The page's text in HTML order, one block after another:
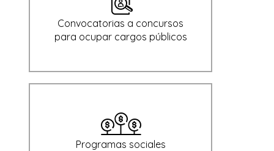
Convocatorias a concursos
para ocupar cargos públicos
Programas sociales